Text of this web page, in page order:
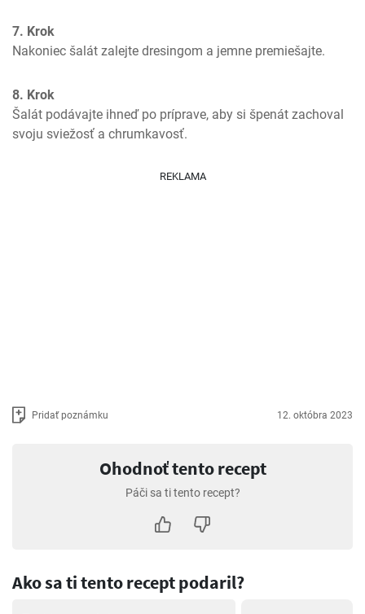
7. Krok
Nakoniec šalát zalejte dresingom a jemne premiešajte.
8. Krok
Šalát podávajte ihneď po príprave, aby si špenát zachoval
svoju sviežosť a chrumkavosť.
REKLAMA
Pridať poznámku 12. októbra 2023
Ohodnoť tento recept
Páči sa ti tento recept?
Ako sa ti tento recept podaril?